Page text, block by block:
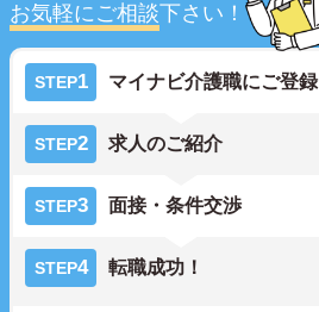
お気軽にご相談下さい！
STEP1 マイナビ介護職にご登録
STEP2 求人のご紹介
STEP3 面接・条件交渉
STEP4 転職成功！